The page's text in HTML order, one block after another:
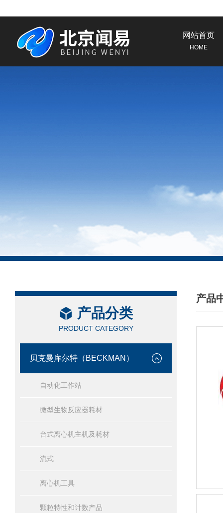
网站首页
HOME
产品分类
PRODUCT CATEGORY
贝克曼库尔特（BECKMAN）
自动化工作站
微型生物反应器耗材
台式离心机主机及耗材
流式
离心机工具
颗粒特性和计数产品
产品
/